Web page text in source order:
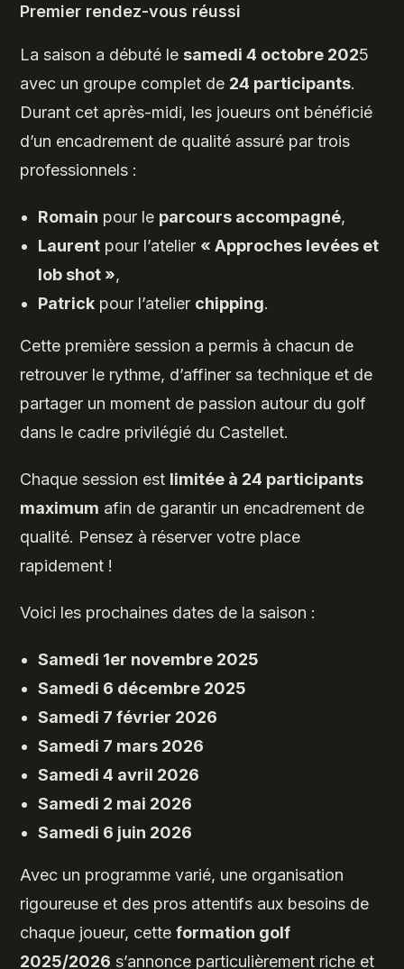
Premier rendez-vous réussi
La saison a débuté le samedi 4 octobre 2025
avec un groupe complet de 24 participants.
Durant cet après-midi, les joueurs ont bénéficié
d’un encadrement de qualité assuré par trois
professionnels :
Romain pour le parcours accompagné,
Laurent pour l’atelier « Approches levées et
lob shot »,
Patrick pour l’atelier chipping.
Cette première session a permis à chacun de
retrouver le rythme, d’affiner sa technique et de
partager un moment de passion autour du golf
dans le cadre privilégié du Castellet.
Chaque session est limitée à 24 participants
maximum afin de garantir un encadrement de
qualité. Pensez à réserver votre place
rapidement !
Voici les prochaines dates de la saison :
Samedi 1er novembre 2025
Samedi 6 décembre 2025
Samedi 7 février 2026
Samedi 7 mars 2026
Samedi 4 avril 2026
Samedi 2 mai 2026
Samedi 6 juin 2026
Avec un programme varié, une organisation
rigoureuse et des pros attentifs aux besoins de
chaque joueur, cetteformation golf
2025/2026 s’annonce particulièrement riche et